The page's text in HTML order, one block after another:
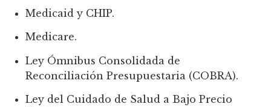
Medicaid y CHIP.
Medicare.
Ley Ómnibus Consolidada de
Reconciliación Presupuestaria (COBRA).
Ley del Cuidado de Salud a Bajo Precio